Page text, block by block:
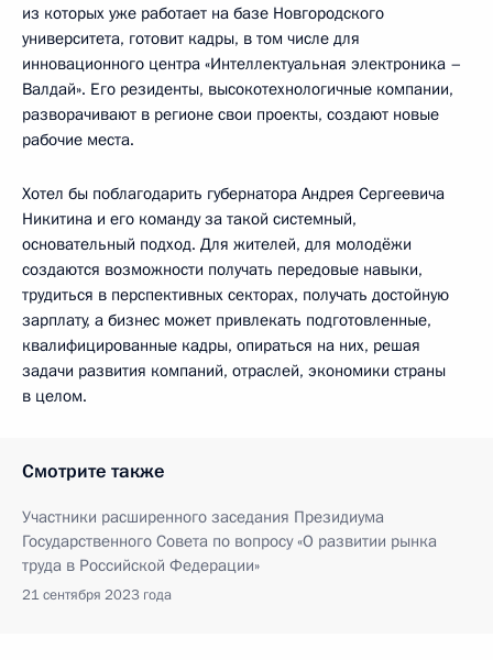
из которых уже работает на базе Новгородского
университета, готовит кадры, в том числе для
инновационного центра «Интеллектуальная электроника –
Валдай». Его резиденты, высокотехнологичные компании,
разворачивают в регионе свои проекты, создают новые
рабочие места.
Хотел бы поблагодарить губернатора Андрея Сергеевича
Никитина и его команду за такой системный,
основательный подход. Для жителей, для молодёжи
создаются возможности получать передовые навыки,
трудиться в перспективных секторах, получать достойную
зарплату, а бизнес может привлекать подготовленные,
квалифицированные кадры, опираться на них, решая
задачи развития компаний, отраслей, экономики страны
в целом.
Смотрите также
Участники расширенного заседания Президиума
Государственного Совета по вопросу «О развитии рынка
труда в Российской Федерации»
21 сентября 2023 года